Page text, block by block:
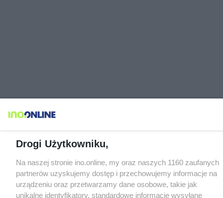
Drogi Użytkowniku,
Na naszej stronie ino.online, my oraz naszych 1160 zaufanych
partnerów uzyskujemy dostęp i przechowujemy informacje na
urządzeniu oraz przetwarzamy dane osobowe, takie jak
unikalne identyfikatory, standardowe informacje wysyłane